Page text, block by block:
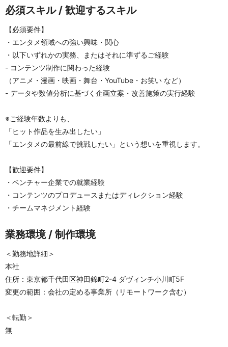
必須スキル / 歓迎するスキル
【必須要件】
・エンタメ領域への強い興味・関心
・以下いずれかの実務、またはそれに準ずるご経験
- コンテンツ制作に関わった経験
（アニメ・漫画・映画・舞台・YouTube・お笑い など）
- データや数値分析に基づく企画立案・改善施策の実行経験
※ご経験年数よりも、
「ヒット作品を生み出したい」
「エンタメの最前線で挑戦したい」という想いを重視します。
【歓迎要件】
・ベンチャー企業での就業経験
・コンテンツのプロデュースまたはディレクション経験
・チームマネジメント経験
業務環境 / 制作環境
＜勤務地詳細＞
本社
住所：東京都千代田区神田錦町2-4 ダヴィンチ小川町5F
変更の範囲：会社の定める事業所（リモートワーク含む）
＜転勤＞
無